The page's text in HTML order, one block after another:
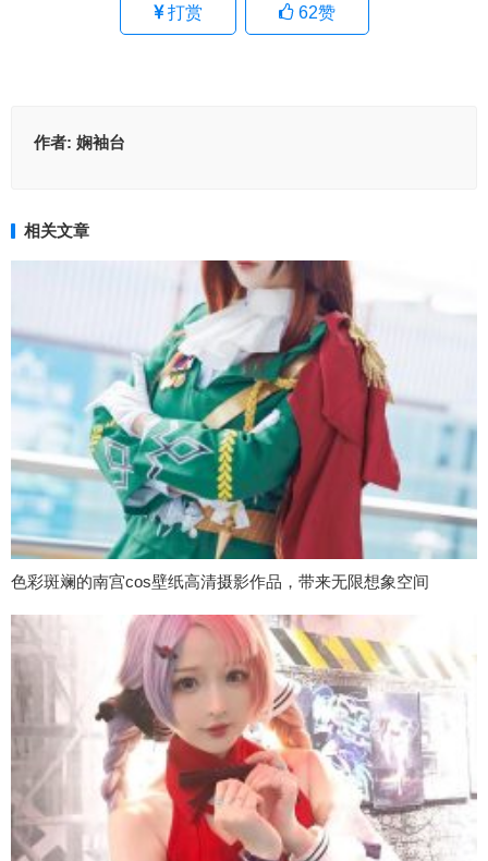
打赏 62赞
作者: 娴袖台
相关文章
色彩斑斓的南宫cos壁纸高清摄影作品，带来无限想象空间